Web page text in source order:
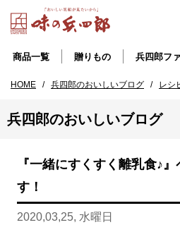
商品一覧 贈りもの 兵四郎フ
HOME / 兵四郎のおいしいブログ / レシ
兵四郎のおいしいブログ
『一緒にすくすく離乳食♪
す！
2020,03,25, 水曜日